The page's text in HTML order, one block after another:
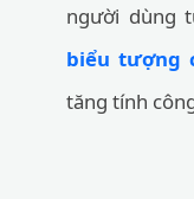
người dùng
biểu tượng
tăng tính